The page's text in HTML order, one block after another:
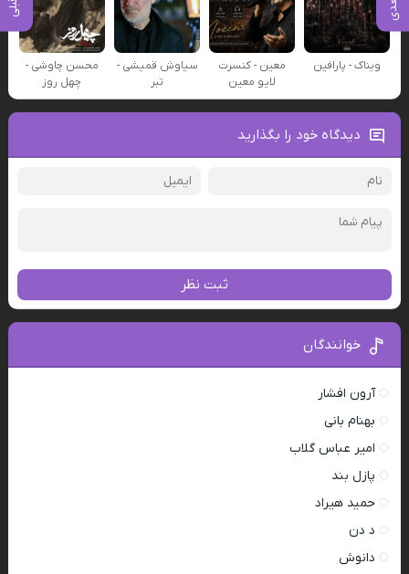
ویناک - پارافین
معین - کنسرت
لایو معین
سیاوش قمیشی -
تبر
محسن چاوشی -
چهل روز
دیدگاه خود را بگذارید
ثبت نظر
خوانندگان
آرون افشار
بهنام بانی
امیر عباس گلاب
پازل بند
حمید هیراد
د دن
دانوش